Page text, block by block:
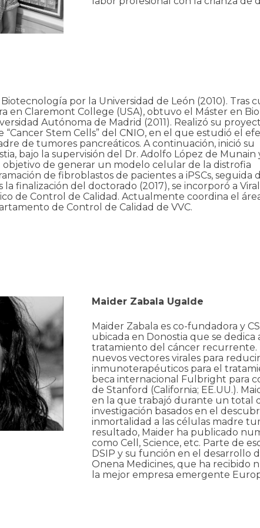
por la Universidad de León (2010). Tras
en Claremont College (USA), obtuvo el Máster en
Autónoma de Madrid (2011). Realizó su
Stem Cells” del CNIO, en el que estudió el
de tumores pancreáticos. A continuación, inició su
bajo la supervisión del Dr. Adolfo López de Munain
objetivo de generar un modelo celular de la distrofia
de fibroblastos de pacientes a iPSCs, seguida
la finalización del doctorado (2017), se incorporó a
de Control de Calidad. Actualmente coordina el
de Control de Calidad de VVC.
Maider Zabala Ugalde
Maider Zabala es co-fundadora y
ubicada en Donostia que se
tratamiento del cáncer recurrente.
nuevos vectores virales para
inmunoterapéuticos para el
beca internacional Fulbright para
de Stanford (California; EE.UU.).
en la que trabajó durante un total
investigación basados en el
inmortalidad a las células madre
resultado, Maider ha publicado
comoCell ,Science,etc. Parte de
DSIP y su función en el desarrollo
Onena Medicines, que ha recibido
la mejor empresa emergente